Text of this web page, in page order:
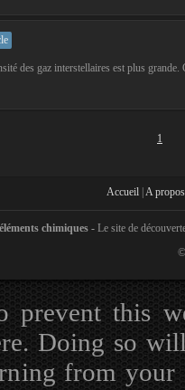
des gaz interstellaires est plus
1
Accueil| A propos
chimiques - Le site de
prevent this
Doing so
from your